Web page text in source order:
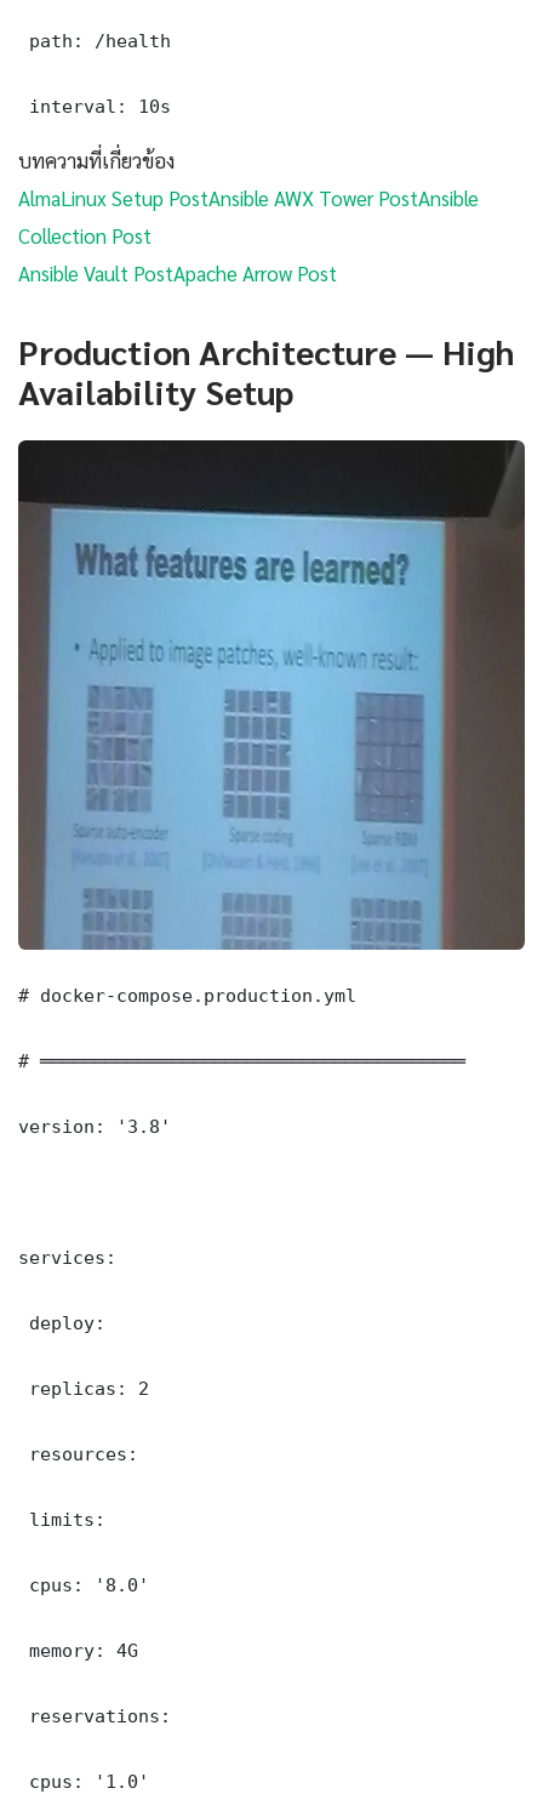
path: /health
interval: 10s
บทความที่เกี่ยวข้อง
AlmaLinux Setup PostAnsible AWX Tower PostAnsible
Collection Post
Ansible Vault PostApache Arrow Post
Production Architecture — High
Availability Setup
# docker-compose.production.yml
# ═══════════════════════════════════════
version: '3.8'
services:
deploy:
replicas: 2
resources:
limits:
cpus: '8.0'
memory: 4G
reservations:
cpus: '1.0'